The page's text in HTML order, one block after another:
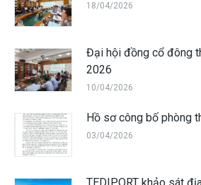
18/04/2026
Đại hội đồng cổ đông
2026
10/04/2026
Hồ sơ công bố phòng
03/04/2026